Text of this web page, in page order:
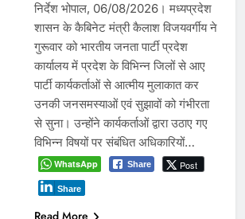
निर्देश भोपाल, 06/08/2026। मध्यप्रदेश
शासन के कैबिनेट मंत्री कैलाश विजयवर्गीय ने
गुरूवार को भारतीय जनता पार्टी प्रदेश
कार्यालय में प्रदेश के विभिन्न जिलों से आए
पार्टी कार्यकर्ताओं से आत्मीय मुलाकात कर
उनकी जनसमस्याओं एवं सुझावों को गंभीरता
से सुना। उन्होंने कार्यकर्ताओं द्वारा उठाए गए
विभिन्न विषयों पर संबंधित अधिकारियों…
WhatsApp Share Post
Share